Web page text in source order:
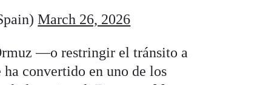
March 26, 2026
—o restringir el tránsito a
convertido en uno de los